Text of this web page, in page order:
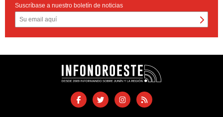
Suscríbase a nuestro boletín de noticias